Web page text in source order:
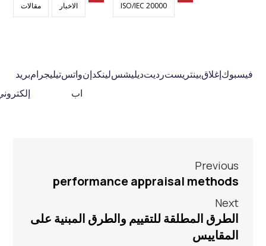
الاخبار مقالات ISO/IEC 20000
فيسبوكإغلاقبينتريسترديتديليشسلينكدإنواتس
اب
تيليجرامبريد
Previous
performance appraisal methods
Next
الطرق المطلقة للتقييم والطرق المبنية على
المقاييس